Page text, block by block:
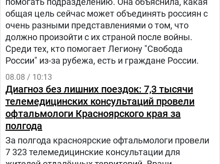
общая цель сейчас может объединять россиян с
очень разными представлениями о том, что
должно произойти с их страной после войны.
Среди тех, кто помогает Легиону "Свобода
России" из-за рубежа, есть и граждане России.
08.08 / 10:13
Диагноз без лишних поездок: 7,3 тысячи
телемедицинских консультаций провели
офтальмологи Красноярского края за
полгода
За полгода красноярские офтальмологи провели
7 323 телемедицинские консультации для